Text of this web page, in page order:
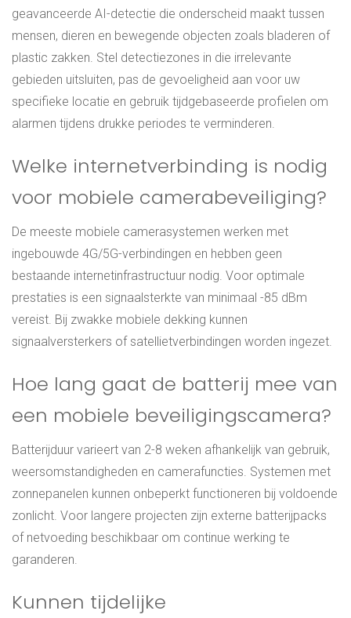
geavanceerde AI-detectie die onderscheid maakt tussen
mensen, dieren en bewegende objecten zoals bladeren of
plastic zakken. Stel detectiezones in die irrelevante
gebieden uitsluiten, pas de gevoeligheid aan voor uw
specifieke locatie en gebruik tijdgebaseerde profielen om
alarmen tijdens drukke periodes te verminderen.
Welke internetverbinding is nodig
voor mobiele camerabeveiliging?
De meeste mobiele camerasystemen werken met
ingebouwde 4G/5G-verbindingen en hebben geen
bestaande internetinfrastructuur nodig. Voor optimale
prestaties is een signaalsterkte van minimaal -85 dBm
vereist. Bij zwakke mobiele dekking kunnen
signaalversterkers of satellietverbindingen worden ingezet.
Hoe lang gaat de batterij mee van
een mobiele beveiligingscamera?
Batterijduur varieert van 2-8 weken afhankelijk van gebruik,
weersomstandigheden en camerafuncties. Systemen met
zonnepanelen kunnen onbeperkt functioneren bij voldoende
zonlicht. Voor langere projecten zijn externe batterijpacks
of netvoeding beschikbaar om continue werking te
garanderen.
Kunnen tijdelijke